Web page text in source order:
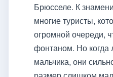
Брюсселе. К
многие туристы,
огромной очереди,
фонтаном. Но когда
мальчика, они